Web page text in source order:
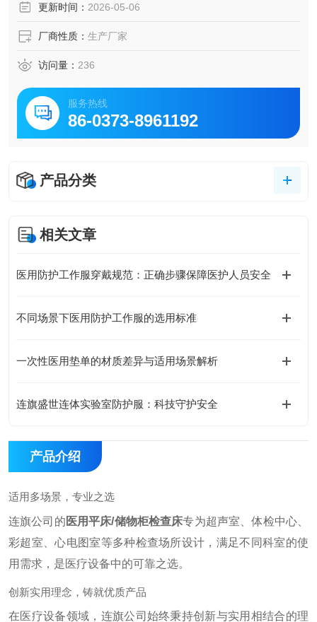
种操作功能，让医生的工作效率得到更大的提高。而且，操
更新时间： 2026-05-06
厂商性质： 生产厂家
访问量： 236
服务热线
86-0373-8961192
产品分类
相关文章
医用防护工作服穿戴规范：正确步骤保障医护人员安全
不同场景下医用防护工作服的选用标准
一次性医用垫单的材质差异与适用场景解析
连旗盛世连体实验室防护服：科技守护安全
产品介绍
适用多场景，专业之选
连旗公司的 医用平床/储物柜检查床专为超声室、体检中心、
彩超室、心电图室等多种检查场所设计，满足不同科室的使
用需求，是医疗设备中的可靠之选。
创新实用理念，铸就优质产品
在医疗设备领域，连旗公司始终秉持创新与实用相结合的理